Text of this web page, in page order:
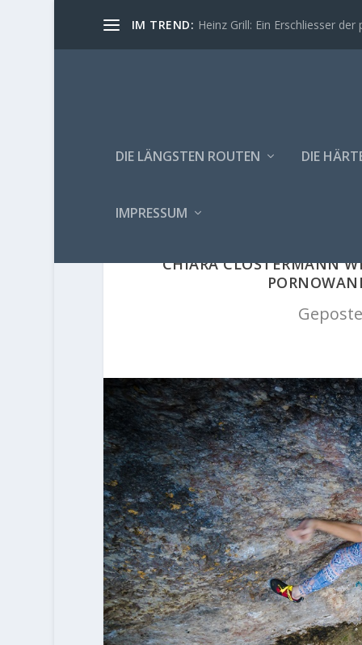
IM TREND: Heinz Grill: Ein Erschliesser
DIE LÄNGSTEN ROUTEN DIE
IMPRESSUM
CHIARA CLOSTERMANN